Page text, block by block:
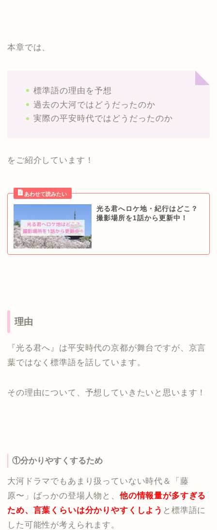
本章では、
標準語の理由を予想
過去の大河ではどうだったのか
実際の平安時代ではどうだったのか
をご紹介しています！
光る君へロケ地・紀行はどこ？
撮影場所を1話から更新中！
理由
『光る君へ』は平安時代の京都が舞台ですが、京言
葉ではなく標準語を話しています。
その理由について、予想していきたいと思います！
①分かりやすくするため
大河ドラマでもあまり扱っていない時代＆「藤
原〜」ばっかの登場人物と、 他の情報量が多すぎる
ため、言葉くらいは分かりやすくしよう と標準語に
した可能性が考えられます。